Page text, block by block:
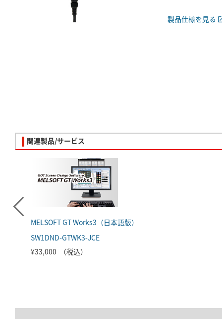
製品仕様を見る
関連製品/サービス
MELSOFT GT Works3（日本語版）
SW1DND-GTWK3-JCE
¥33,000 （税込）